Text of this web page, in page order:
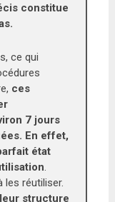
constitue
ce qui
ces
7 jours
En effet,
état
les réutiliser.
leur structure